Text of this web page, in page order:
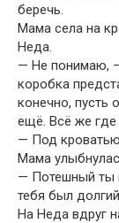
беречь.
Мама села на
Неда.
— Не понимаю,
коробка
конечно, пусть
ещё. Всё же где
— Под
Мама
— Потешный ты
тебя был
На Неда вдруг